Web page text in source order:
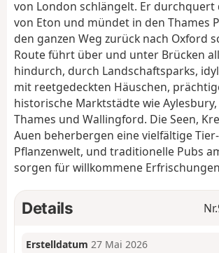
von London schlängelt. Er durchquert
von Eton und mündet in den Thames
den ganzen Weg zurück nach Oxford
Route führt über und unter Brücken
hindurch, durch Landschaftsparks,
mit reetgedeckten Häuschen,
historische Marktstädte wie
Thames und Wallingford. Die Seen,
Auen beherbergen eine vielfältige
Pflanzenwelt, und traditionelle Pubs
sorgen für willkommene
Details Nr.
Erstelldatum 27 Mai 2026